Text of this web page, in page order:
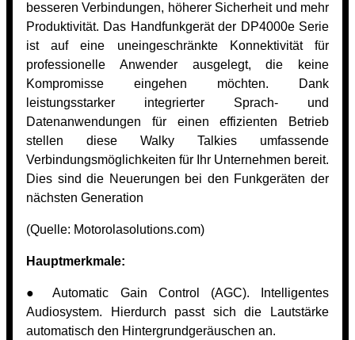
besseren Verbindungen, höherer Sicherheit und mehr
Produktivität. Das Handfunkgerät der DP4000e Serie
ist auf eine uneingeschränkte Konnektivität für
professionelle Anwender ausgelegt, die keine
Kompromisse eingehen möchten. Dank
leistungsstarker integrierter Sprach- und
Datenanwendungen für einen effizienten Betrieb
stellen diese Walky Talkies umfassende
Verbindungsmöglichkeiten für Ihr Unternehmen bereit.
Dies sind die Neuerungen bei den Funkgeräten der
nächsten Generation
(Quelle: Motorolasolutions.com)
Hauptmerkmale:
● Automatic Gain Control (AGC). Intelligentes
Audiosystem. Hierdurch passt sich die Lautstärke
automatisch den Hintergrundgeräuschen an.